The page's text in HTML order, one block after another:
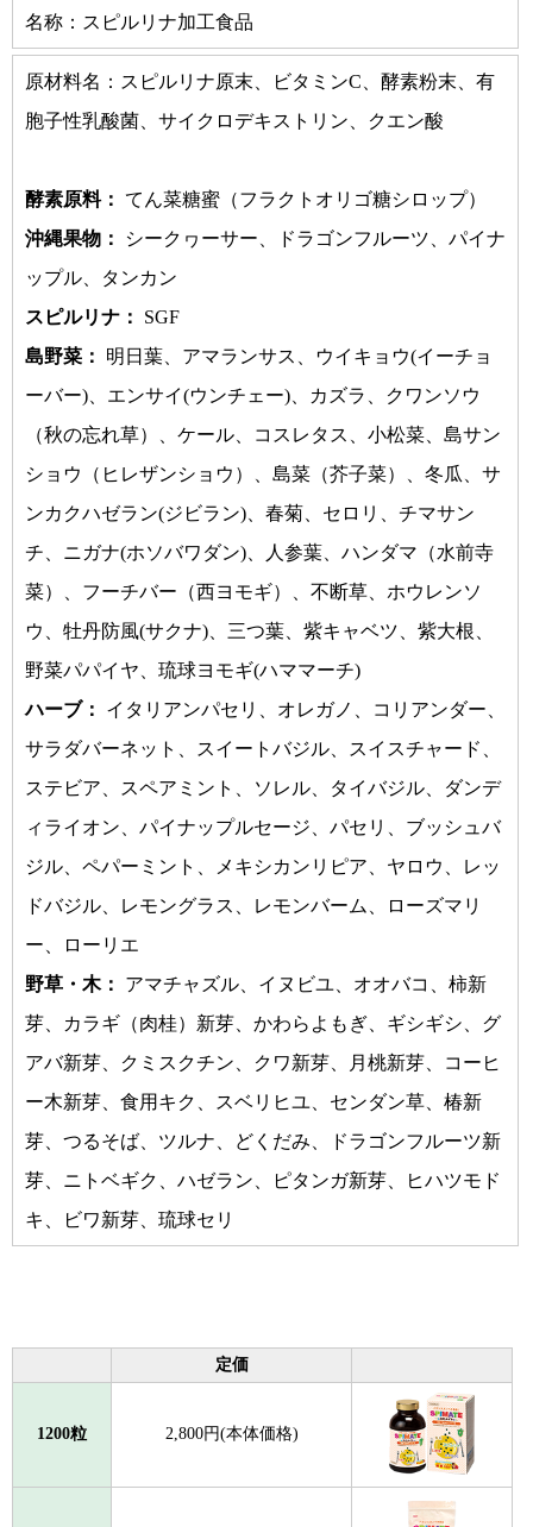
名称：スピルリナ加工食品
原材料名：スピルリナ原末、ビタミンC、酵素粉末、有
胞子性乳酸菌、サイクロデキストリン、クエン酸
酵素原料： てん菜糖蜜（フラクトオリゴ糖シロップ）
沖縄果物：
シークヮーサー、ドラゴンフルーツ、パイナ
ップル、タンカン
スピルリナ：
SGF
島野菜：
明日葉、アマランサス、ウイキョウ(イーチョ
ーバー)、エンサイ(ウンチェー)、カズラ、クワンソウ
（秋の忘れ草）、ケール、コスレタス、小松菜、島サン
ショウ（ヒレザンショウ）、島菜（芥子菜）、冬瓜、サ
ンカクハゼラン(ジビラン)、春菊、セロリ、チマサン
チ、ニガナ(ホソバワダン)、人参葉、ハンダマ（水前寺
菜）、フーチバー（西ヨモギ）、不断草、ホウレンソ
ウ、牡丹防風(サクナ)、三つ葉、紫キャベツ、紫大根、
野菜パパイヤ、琉球ヨモギ(ハママーチ)
ハーブ：
イタリアンパセリ、オレガノ、コリアンダー、
サラダバーネット、スイートバジル、スイスチャード、
ステビア、スペアミント、ソレル、タイバジル、ダンデ
ィライオン、パイナップルセージ、パセリ、ブッシュバ
ジル、ペパーミント、メキシカンリピア、ヤロウ、レッ
ドバジル、レモングラス、レモンバーム、ローズマリ
ー、ローリエ
野草・木：
アマチャズル、イヌビユ、オオバコ、柿新
芽、カラギ（肉桂）新芽、かわらよもぎ、ギシギシ、グ
アバ新芽、クミスクチン、クワ新芽、月桃新芽、コーヒ
ー木新芽、食用キク、スベリヒユ、センダン草、椿新
芽、つるそば、ツルナ、どくだみ、ドラゴンフルーツ新
芽、ニトベギク、ハゼラン、ピタンガ新芽、ヒハツモド
キ、ビワ新芽、琉球セリ
定価
1200粒 2,800円(本体価格)